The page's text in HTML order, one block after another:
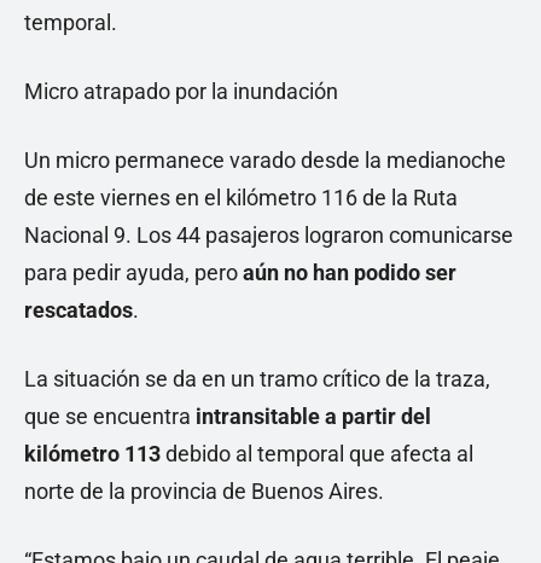
temporal.
Micro atrapado por la inundación
Un micro permanece varado desde la medianoche
de este viernes en el kilómetro 116 de la Ruta
Nacional 9. Los 44 pasajeros lograron comunicarse
para pedir ayuda, peroaún no han podido ser
rescatados.
La situación se da en un tramo crítico de la traza,
que se encuentra intransitable a partir del
kilómetro 113debido al temporal que afecta al
norte de la provincia de Buenos Aires.